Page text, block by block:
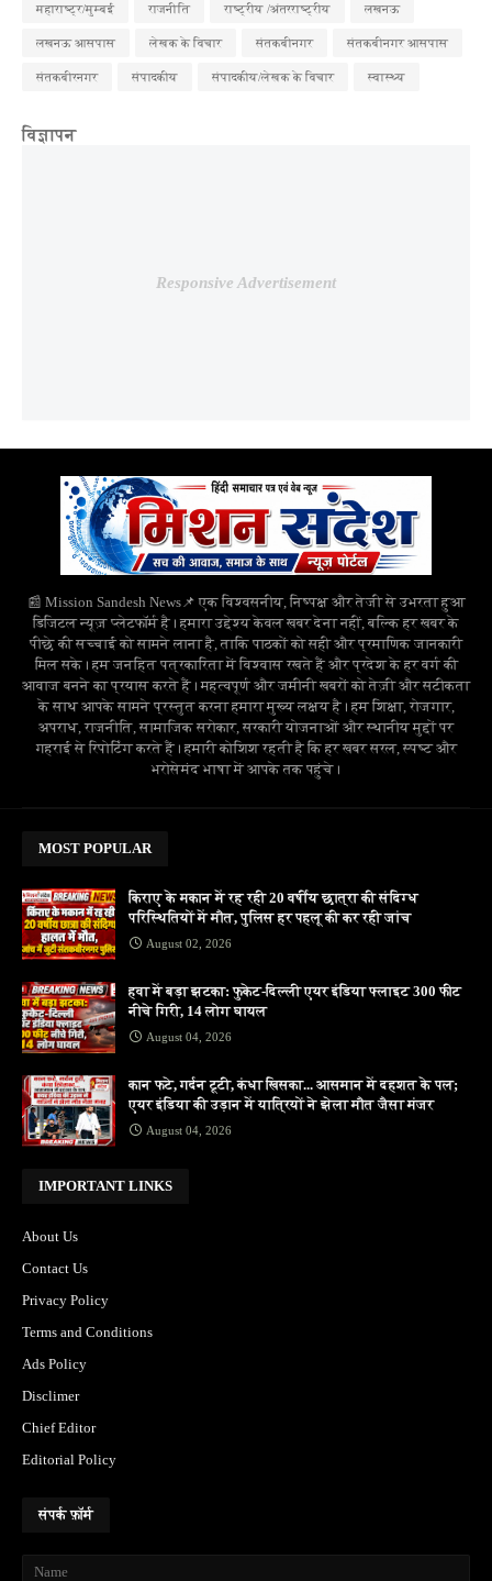
महाराष्ट्र/मुम्बई राजनीति राष्ट्रीय /अंतरराष्ट्रीय लखनऊ
लखनऊ आसपास लेखक के विचार संतकबीनगर संतकबीनगर आसपास
संतकबीरनगर संपादकीय संपादकीय/लेखक के विचार स्वास्थ्य
विज्ञापन
Responsive Advertisement
📰 Mission Sandesh News📌 एक विश्वसनीय, निष्पक्ष और तेजी से उभरता हुआ
डिजिटल न्यूज़ प्लेटफॉर्म है। हमारा उद्देश्य केवल खबर देना नहीं, बल्कि हर खबर के
पीछे की सच्चाई को सामने लाना है, ताकि पाठकों को सही और प्रमाणिक जानकारी
मिल सके। हम जनहित पत्रकारिता में विश्वास रखते हैं और प्रदेश के हर वर्ग की
आवाज बनने का प्रयास करते हैं। महत्वपूर्ण और जमीनी खबरों को तेज़ी और सटीकता
के साथ आपके सामने प्रस्तुत करना हमारा मुख्य लक्ष्य है। हम शिक्षा, रोजगार,
अपराध, राजनीति, सामाजिक सरोकार, सरकारी योजनाओं और स्थानीय मुद्दों पर
गहराई से रिपोर्टिंग करते हैं। हमारी कोशिश रहती है कि हर खबर सरल, स्पष्ट और
भरोसेमंद भाषा में आपके तक पहुंचे।
MOST POPULAR
किराए के मकान में रह रही 20 वर्षीय छात्रा की संदिग्ध
परिस्थितियों में मौत, पुलिस हर पहलू की कर रही जांच
August 02, 2026
हवा में बड़ा झटका: फुकेट-दिल्ली एयर इंडिया फ्लाइट 300 फीट
नीचे गिरी, 14 लोग घायल
August 04, 2026
कान फटे, गर्दन टूटी, कंधा खिसका... आसमान में दहशत के पल;
एयर इंडिया की उड़ान में यात्रियों ने झेला मौत जैसा मंजर
August 04, 2026
IMPORTANT LINKS
About Us
Contact Us
Privacy Policy
Terms and Conditions
Ads Policy
Disclimer
Chief Editor
Editorial Policy
संपर्क फ़ॉर्म